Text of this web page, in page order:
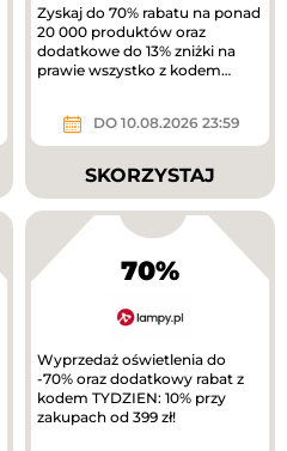
Zyskaj do 70% rabatu na ponad
20 000 produktów oraz
dodatkowe do 13% zniżki na
prawie wszystko z kodem
DO 10.08.2026 23:59
SKORZYSTAJ
70%
Wyprzedaż oświetlenia do
-70% oraz dodatkowy rabat z
kodem TYDZIEN: 10% przy
zakupach od 399 zł!